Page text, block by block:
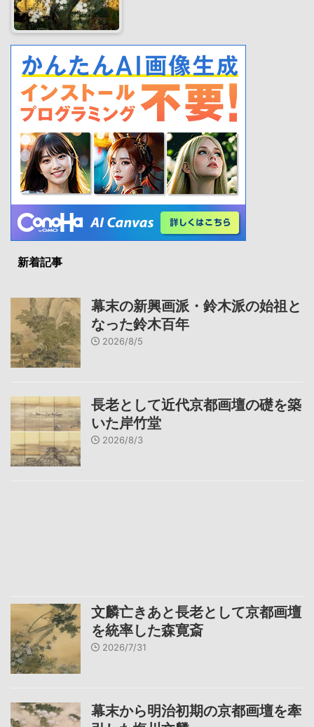
新着記事
幕末の新興画派・鈴木派の始祖と
なった鈴木百年
2026/8/5
長老として近代京都画壇の礎を築
いた岸竹堂
2026/8/3
文麟亡きあと長老として京都画壇
を統率した森寛斎
2026/7/31
幕末から明治初期の京都画壇を牽